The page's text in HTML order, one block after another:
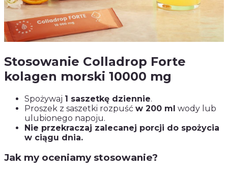
Stosowanie Colladrop Forte
kolagen morski 10000 mg
Spożywaj 1 saszetkę dziennie.
Proszek z saszetki rozpuść w 200 ml wody lub
ulubionego napoju.
Nie przekraczaj zalecanej porcji do spożycia
w ciągu dnia.
Jak my oceniamy stosowanie?